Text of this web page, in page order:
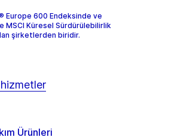
Europe 600 Endeksinde ve
MSCI Küresel Sürdürülebilirlik
şirketlerden biridir.
Ürünleri